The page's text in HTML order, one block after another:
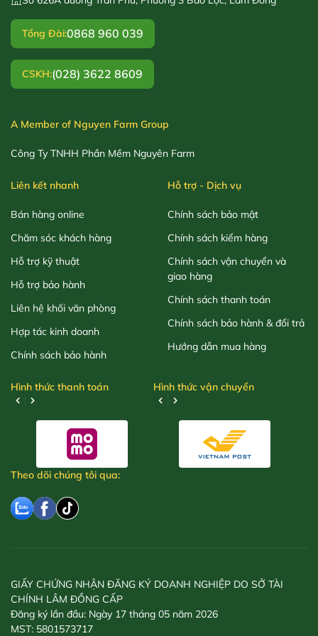
Tổng Đài:0868 960 039
CSKH:(028) 3622 8609
A Member of Nguyen Farm Group
Công Ty TNHH Phần Mềm Nguyên Farm
Liên kết nhanh
Bán hàng online
Chăm sóc khách hàng
Hỗ trợ kỹ thuật
Hỗ trợ bảo hành
Liên hệ khối văn phòng
Hợp tác kinh doanh
Chính sách bảo hành
Hỗ trợ - Dịch vụ
Chính sách bảo mật
Chính sách kiểm hàng
Chính sách vận chuyển và
giao hàng
Chính sách thanh toán
Chính sách bảo hành & đổi trả
Hướng dẫn mua hàng
Hình thức thanh toán Hình thức vận chuyển
Theo dõi chúng tôi qua:
GIẤY CHỨNG NHẬN ĐĂNG KÝ DOANH NGHIỆP DO SỞ TÀI
CHÍNH LÂM ĐỒNG CẤP
Đăng ký lần đầu: Ngày 17 tháng 05 năm 2026
MST: 5801573717